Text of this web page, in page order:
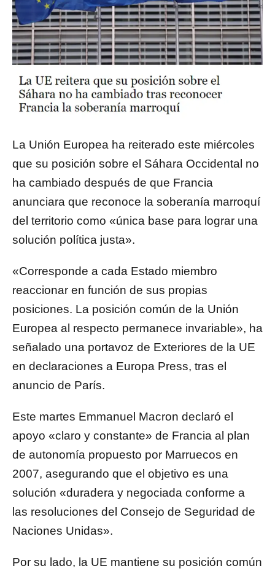
La Unión Europea ha reiterado este miércoles
que su posición sobre el Sáhara Occidental no
ha cambiado después de que Francia
anunciara que reconoce la soberanía marroquí
del territorio como «única base para lograr una
solución política justa».
«Corresponde a cada Estado miembro
reaccionar en función de sus propias
posiciones. La posición común de la Unión
Europea al respecto permanece invariable», ha
señalado una portavoz de Exteriores de la UE
en declaraciones a Europa Press, tras el
anuncio de París.
Este martes Emmanuel Macron declaró el
apoyo «claro y constante» de Francia al plan
de autonomía propuesto por Marruecos en
2007, asegurando que el objetivo es una
solución «duradera y negociada conforme a
las resoluciones del Consejo de Seguridad de
Naciones Unidas».
Por su lado, la UE mantiene su posición común